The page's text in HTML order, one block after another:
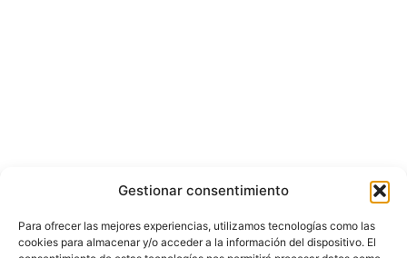
Gestionar consentimiento
Para ofrecer las mejores experiencias, utilizamos tecnologías como las
cookies para almacenar y/o acceder a la información del dispositivo. El